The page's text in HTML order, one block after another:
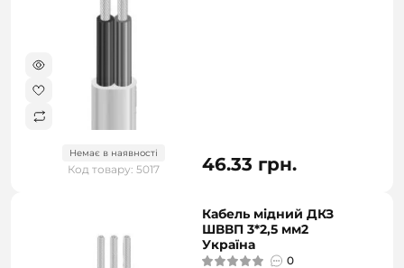
Немає в наявності
Код товару: 5017 46.33 грн.
Кабель мідний ДКЗ
ШВВП 3*2,5 мм2
Україна
0